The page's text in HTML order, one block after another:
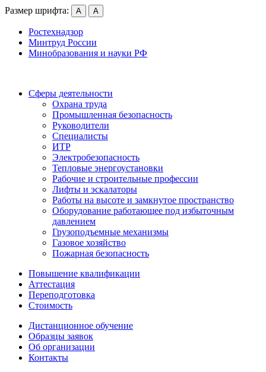
Размер шрифта: А А
Ростехнадзор
Минтруд России
Минобразования и науки РФ
Сферы деятельности
Охрана труда
Промышленная безопасность
Руководители
Специалисты
ИТР
Электробезопасность
Тепловые энергоустановки
Рабочие и строительные профессии
Лифты и эскалаторы
Работы на высоте и замкнутое пространство
Оборудование работающее под избыточным
давлением
Грузо­подъемные механизмы
Газовое хозяйство
Пожарная безопасность
Повышение квалификации
Аттестация
Переподготовка
Стоимость
Дистанционное обучение
Образцы заявок
Об организации
Контакты